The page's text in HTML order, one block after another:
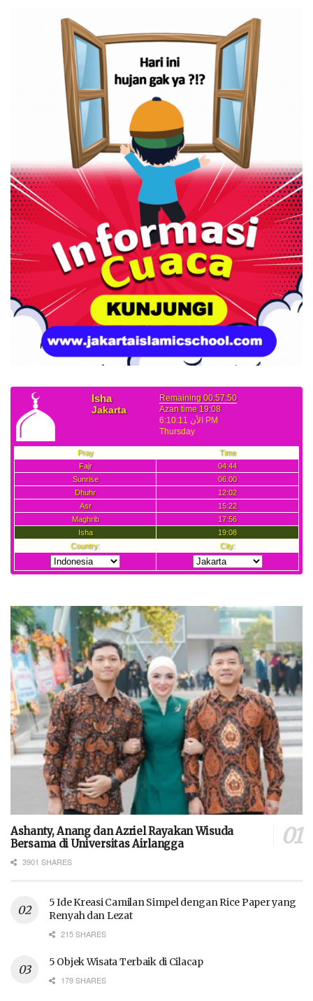
Ashanty, Anang dan Azriel Rayakan Wisuda
Bersama di Universitas Airlangga
3901 SHARES
5 Ide Kreasi Camilan Simpel dengan Rice Paper yang
Renyah dan Lezat
215 SHARES
5 Objek Wisata Terbaik di Cilacap
179 SHARES